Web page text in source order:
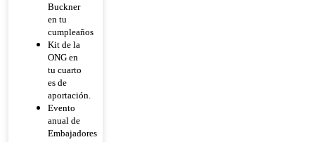
Buckner
en tu
cumpleaños
Kit de la
ONG en
tu cuarto
es de
aportación.
Evento
anual de
Embajadores